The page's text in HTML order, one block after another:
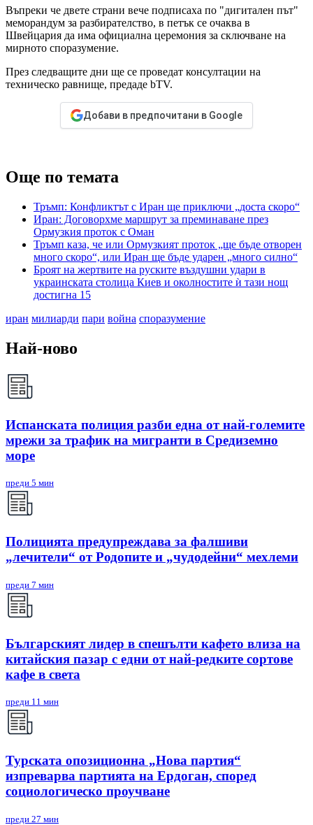
Въпреки че двете страни вече подписаха по "дигитален път"
меморандум за разбирателство, в петък се очаква в
Швейцария да има официална церемония за сключване на
мирното споразумение.
През следващите дни ще се проведат консултации на
техническо равнище, предаде bTV.
Добави в предпочитани в Google
Още по темата
Тръмп: Конфликтът с Иран ще приключи „доста скоро“
Иран: Договорхме маршрут за преминаване през
Ормузкия проток с Оман
Тръмп каза, че или Ормузкият проток „ще бъде отворен
много скоро“, или Иран ще бъде ударен „много силно“
Броят на жертвите на руските въздушни удари в
украинската столица Киев и околностите ѝ тази нощ
достигна 15
иран милиарди пари война споразумение
Най-ново
Испанската полиция разби една от най-големите
мрежи за трафик на мигранти в Средиземно
море
преди 5 мин
Полицията предупреждава за фалшиви
„лечители“ от Родопите и „чудодейни“ мехлеми
преди 7 мин
Българският лидер в спешълти кафето влиза на
китайския пазар с едни от най-редките сортове
кафе в света
преди 11 мин
Турската опозиционна „Нова партия“
изпреварва партията на Ердоган, според
социологическо проучване
преди 27 мин